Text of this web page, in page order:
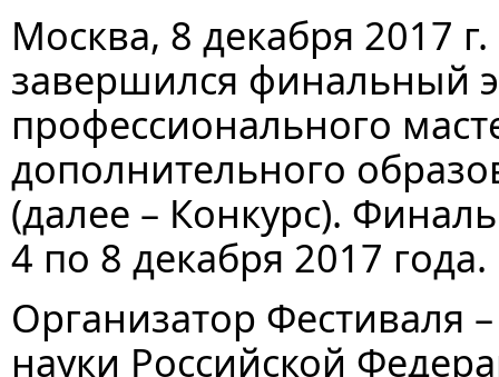
Москва, 8 декабря 2017
завершился финальный
профессионального
дополнительного
(далее – Конкурс).
4 по 8 декабря 2017 года.
Организатор Фестиваля
науки Российской